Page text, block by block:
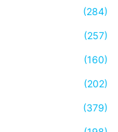
(284)
(257)
(160)
(202)
(379)